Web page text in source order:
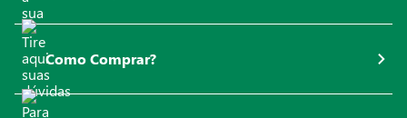
Como Comprar?